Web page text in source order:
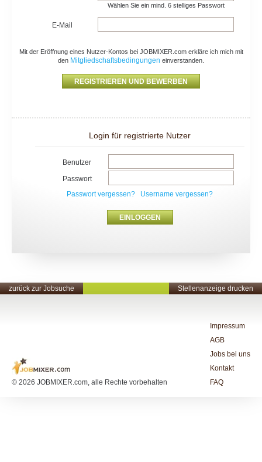
Wählen Sie ein mind. 6 stelliges Passwort
E-Mail
Mit der Eröffnung eines Nutzer-Kontos bei JOBMIXER.com erkläre ich mich mit
den Mitgliedschaftsbedingungen einverstanden.
Login für registrierte Nutzer
Benutzer
Passwort
Passwort vergessen?
Username vergessen?
zurück zur Jobsuche Stellenanzeige drucken
© 2026 JOBMIXER.com, alle Rechte vorbehalten
Impressum
AGB
Jobs bei uns
Kontakt
FAQ